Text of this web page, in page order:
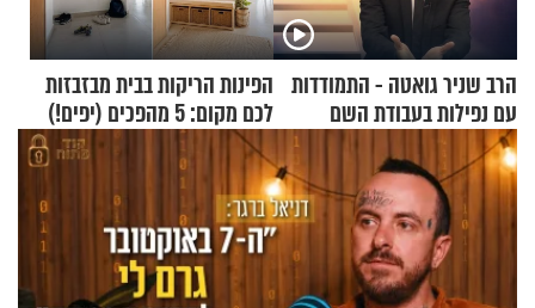
הרב שניר גואטה - התמודדות
עם נפילות בעבודת השם
הפינות הריקות בבית מבזבזות
לכם מקום: 5 מהפכים (יפים!)
שאפשר לעשות כבר היום